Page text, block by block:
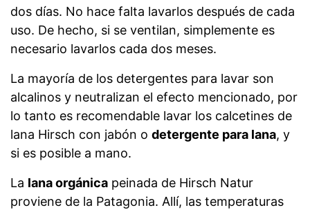
dos días. No hace falta lavarlos después de cada
uso. De hecho, si se ventilan, simplemente es
necesario lavarlos cada dos meses.
La mayoría de los detergentes para lavar son
alcalinos y neutralizan el efecto mencionado, por
lo tanto es recomendable lavar los calcetines de
lana Hirsch con jabón o detergente para lana, y
si es posible a mano.
La lana orgánica peinada de Hirsch Natur
proviene de la Patagonia. Allí, las temperaturas